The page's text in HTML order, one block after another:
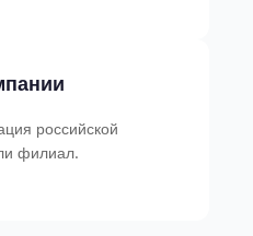
российской
филиал.